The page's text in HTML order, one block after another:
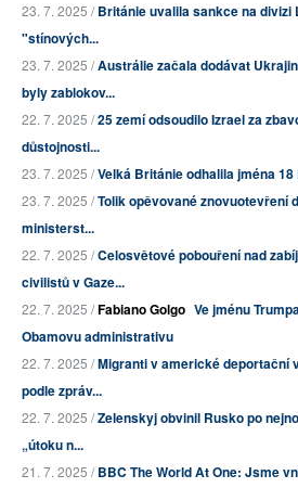
23. 7. 2025 /Británie uvalila sankce na divizi
"stínových...
23. 7. 2025 /Austrálie začala dodávat
byly zablokov...
22. 7. 2025 /25 zemí odsoudilo Izrael za
důstojnosti...
23. 7. 2025 /Velká Británie odhalila jména
23. 7. 2025 /Tolik opěvované znovuotevření
ministerst...
22. 7. 2025 /Celosvětové pobouření nad
civilistů v Gaze...
22. 7. 2025 /Fabiano Golgo Ve jménu
Obamovu administrativu
22. 7. 2025 /Migranti v americké deportační
podle zpráv...
22. 7. 2025 /Zelenskyj obvinil Rusko po
„útoku n...
21. 7. 2025 /BBC The World At One: Jsme